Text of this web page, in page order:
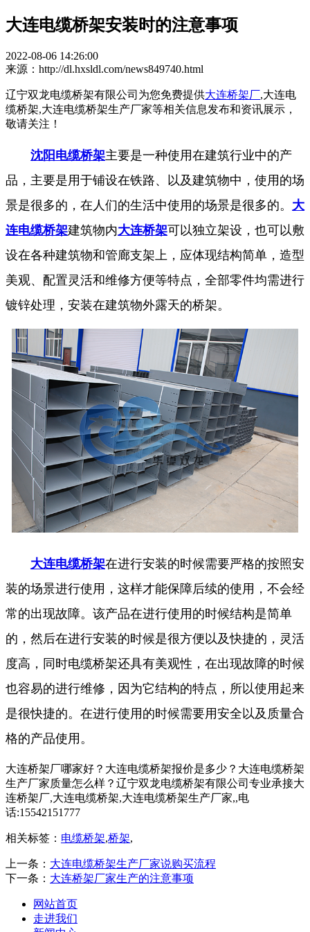
大连电缆桥架安装时的注意事项
2022-08-06 14:26:00
来源：http://dl.hxsldl.com/news849740.html
辽宁双龙电缆桥架有限公司为您免费提供大连桥架厂,大连电
缆桥架,大连电缆桥架生产厂家等相关信息发布和资讯展示，
敬请关注！
沈阳电缆桥架主要是一种使用在建筑行业中的产
品，主要是用于铺设在铁路、以及建筑物中，使用的场
景是很多的，在人们的生活中使用的场景是很多的。 大
连电缆桥架建筑物内大连桥架可以独立架设，也可以敷
设在各种建筑物和管廊支架上，应体现结构简单，造型
美观、配置灵活和维修方便等特点，全部零件均需进行
镀锌处理，安装在建筑物外露天的桥架。
大连电缆桥架在进行安装的时候需要严格的按照安
装的场景进行使用，这样才能保障后续的使用，不会经
常的出现故障。该产品在进行使用的时候结构是简单
的，然后在进行安装的时候是很方便以及快捷的，灵活
度高，同时电缆桥架还具有美观性，在出现故障的时候
也容易的进行维修，因为它结构的特点，所以使用起来
是很快捷的。在进行使用的时候需要用安全以及质量合
格的产品使用。
大连桥架厂哪家好？大连电缆桥架报价是多少？大连电缆桥架
生产厂家质量怎么样？辽宁双龙电缆桥架有限公司专业承接大
连桥架厂,大连电缆桥架,大连电缆桥架生产厂家,,电
话:15542151777
相关标签： 电缆桥架,桥架,
上一条： 大连电缆桥架生产厂家说购买流程
下一条： 大连桥架厂家生产的注意事项
网站首页
走进我们